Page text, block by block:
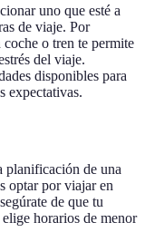
uno que esté a
de viaje. Por
o tren te permite
del viaje.
disponibles para
expectativas.
planificación de una
optar por viajar en
de que tu
horarios de menor